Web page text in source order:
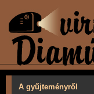
A gyűjteményről